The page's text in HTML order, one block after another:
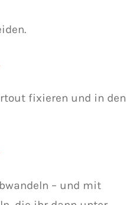
fixieren und in den
– und mit